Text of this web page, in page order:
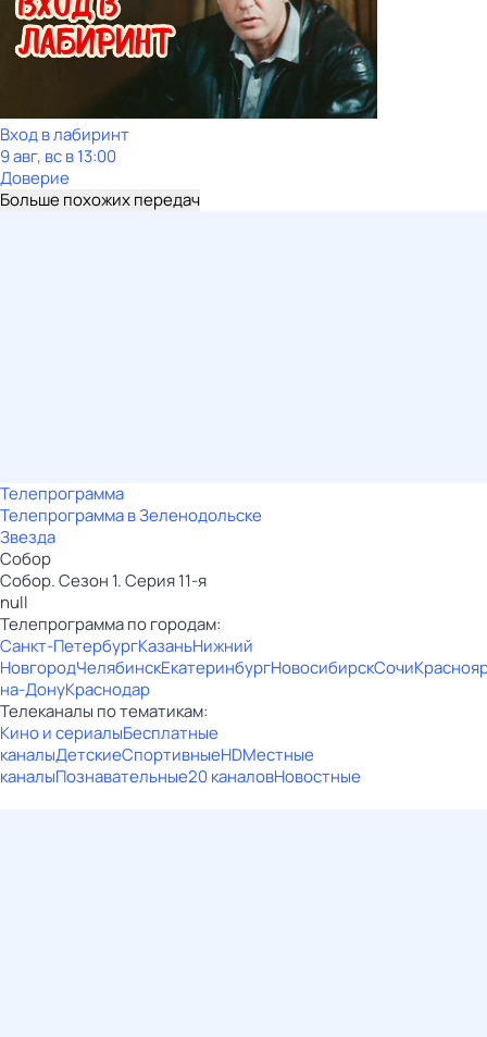
Вход в лабиринт
9 авг, вс в 13:00
Доверие
Больше похожих передач
Телепрограмма
Телепрограмма в Зеленодольске
Звезда
Собор
Собор. Сезон 1. Серия 11-я
null
Телепрограмма по городам:
Санкт-ПетербургКазаньНижний
НовгородЧелябинскЕкатеринбургНовосибирскСочи
на-ДонуКраснодар
Телеканалы по тематикам:
Кино и сериалыБесплатные
каналыДетскиеСпортивныеHDМестные
каналыПознавательные20 каналовНовостные